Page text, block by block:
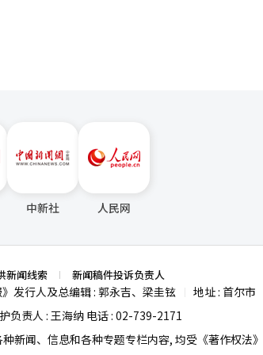
中新社 人民网
新闻线索 新闻稿件投诉负责人
》发行人及总编辑 : 郭永吉、梁圭铉
地址 : 首尔市
负责人 : 王海纳 电话 : 02-739-2171
新闻、信息和各种专题专栏内容, 均受《著作权法》